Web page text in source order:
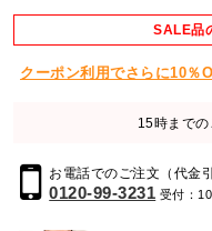
SALE品
クーポン利用でさらに10％
15時まで
お電話でのご注文（代金
0120-99-3231 受付：